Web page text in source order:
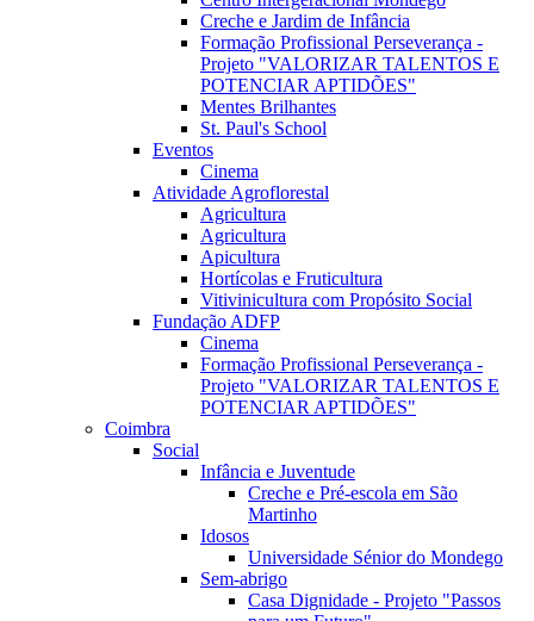
Creche e Jardim de Infância
Formação Profissional Perseverança -
Projeto "VALORIZAR TALENTOS E
POTENCIAR APTIDÕES"
Mentes Brilhantes
St. Paul's School
Eventos
Cinema
Atividade Agroflorestal
Agricultura
Agricultura
Apicultura
Hortícolas e Fruticultura
Vitivinicultura com Propósito Social
Fundação ADFP
Cinema
Formação Profissional Perseverança -
Projeto "VALORIZAR TALENTOS E
POTENCIAR APTIDÕES"
Coimbra
Social
Infância e Juventude
Creche e Pré-escola em São
Martinho
Idosos
Universidade Sénior do Mondego
Sem-abrigo
Casa Dignidade - Projeto "Passos